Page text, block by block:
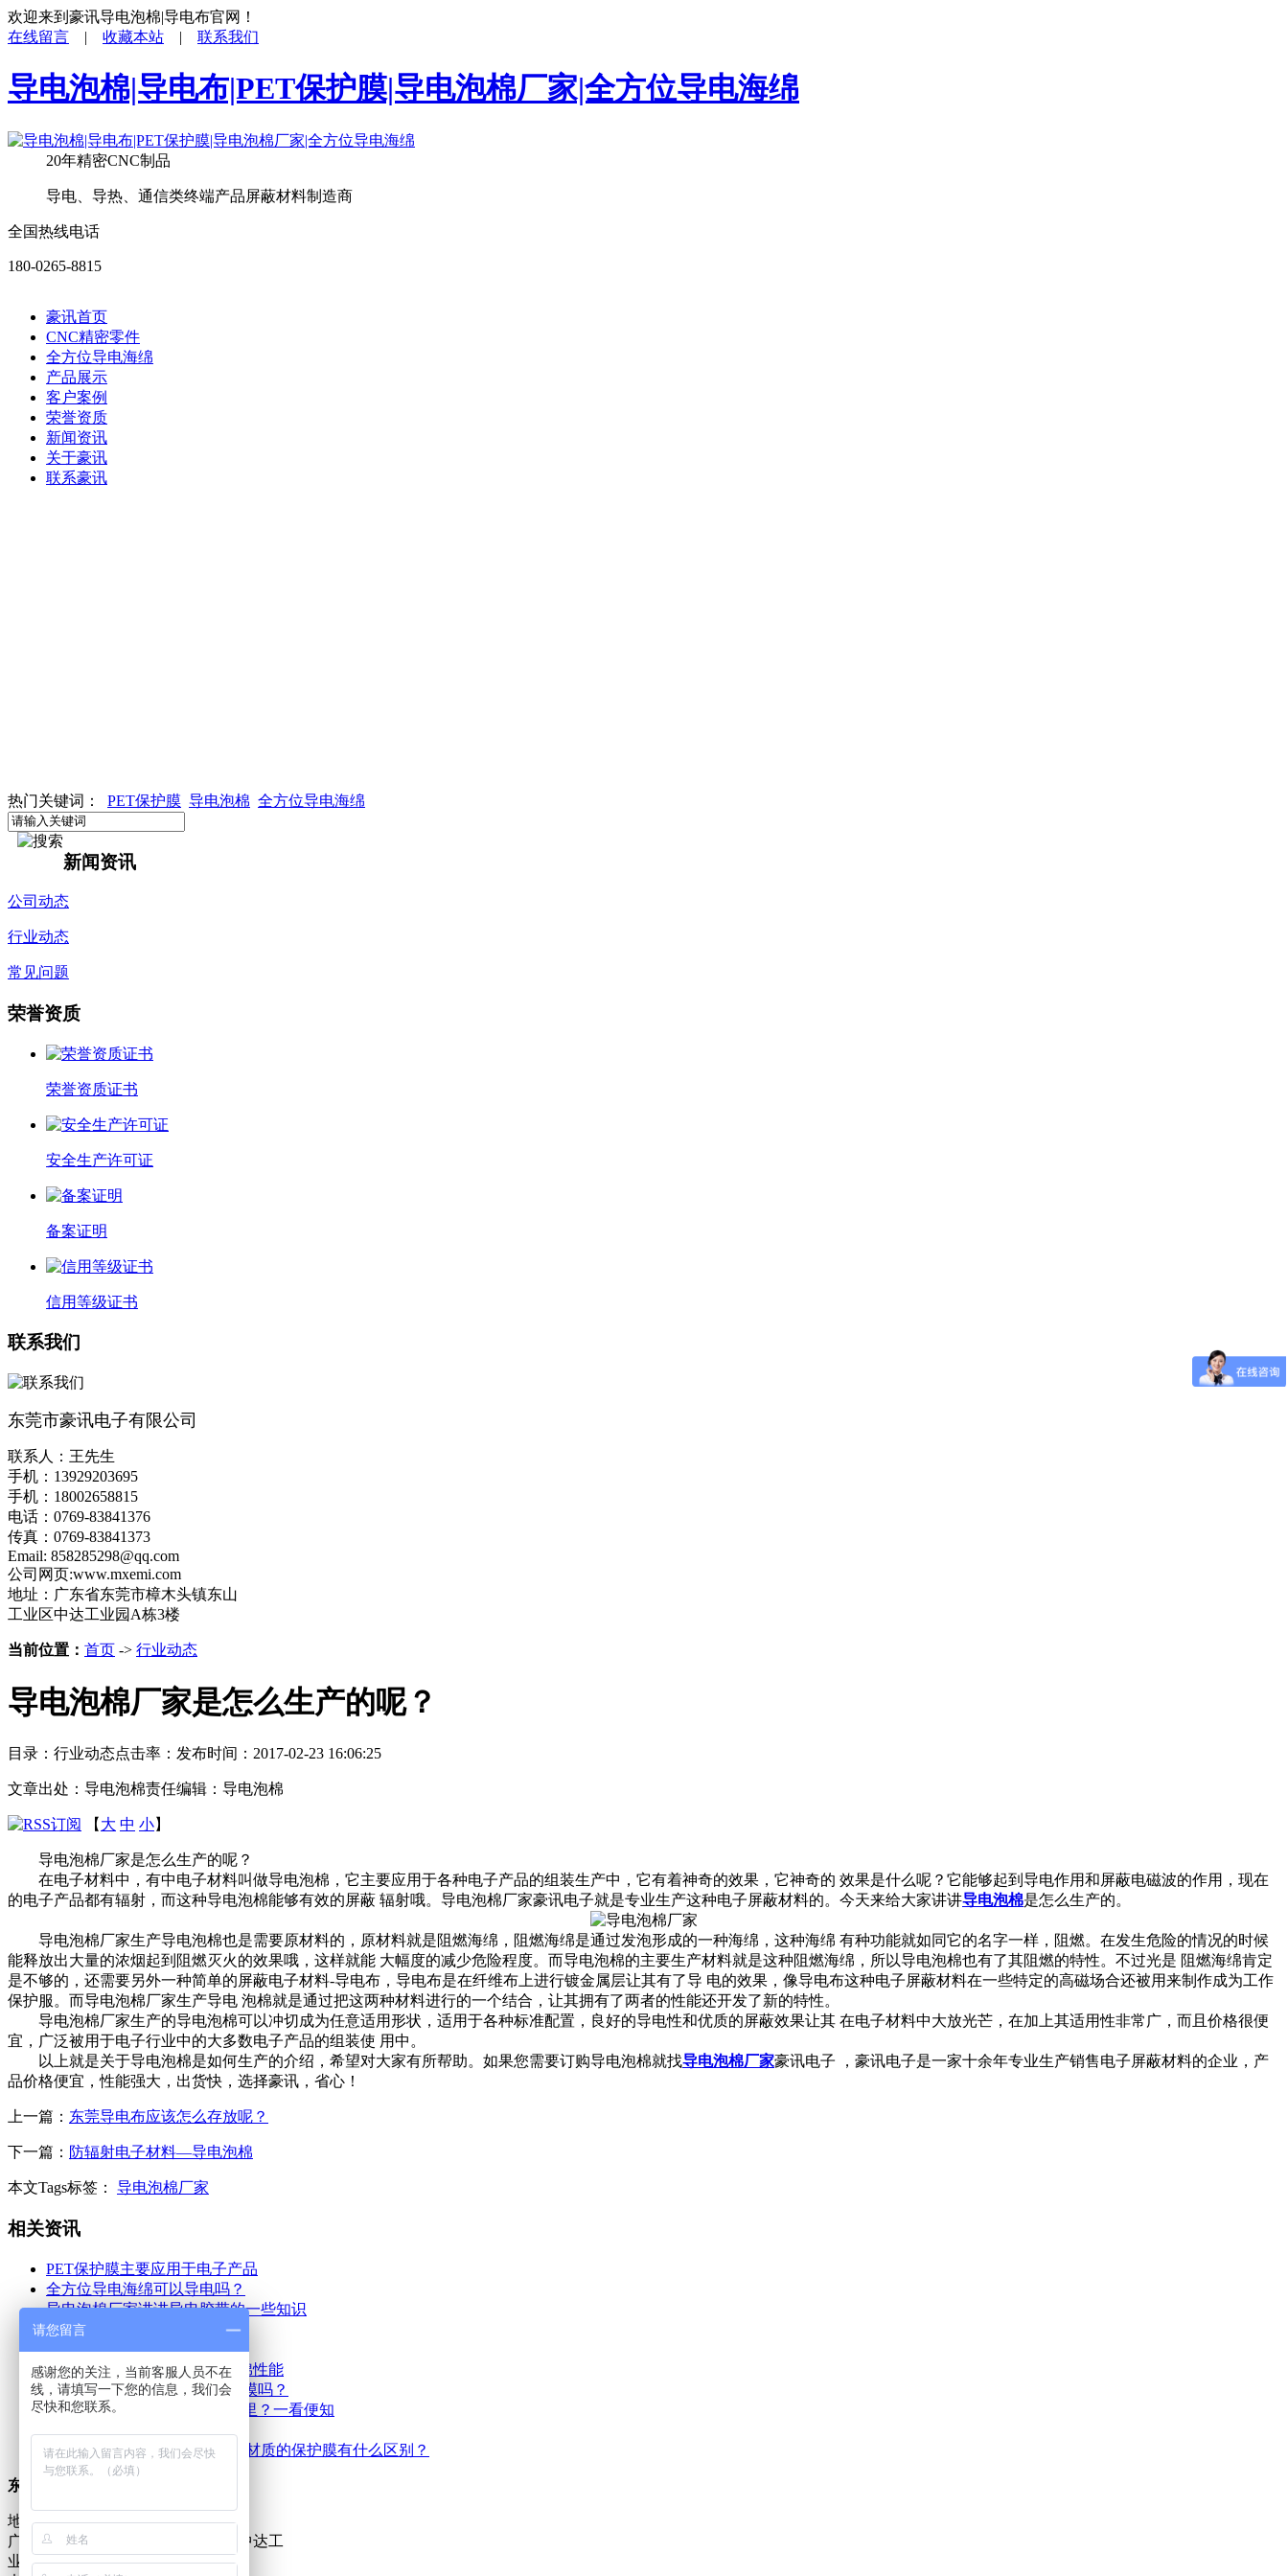
欢迎来到豪讯导电泡棉|导电布官网！
在线留言
| 收藏本站 | 联系我们
导电泡棉|导电布|PET保护膜|导电泡棉厂家|全方位导电海绵
20年精密CNC制品
导电、导热、通信类终端产品屏蔽材料制造商
全国热线电话
180-0265-8815
豪讯首页
CNC精密零件
全方位导电海绵
产品展示
客户案例
荣誉资质
新闻资讯
关于豪讯
联系豪讯
热门关键词： PET保护膜 导电泡棉 全方位导电海绵
新闻资讯
公司动态
行业动态
常见问题
荣誉资质
荣誉资质证书
安全生产许可证
备案证明
信用等级证书
联系我们
东莞市豪讯电子有限公司
联系人：王先生
手机：13929203695
手机：18002658815
电话：0769-83841376
传真：0769-83841373
Email: 858285298@qq.com
公司网页:www.mxemi.com
地址：广东省东莞市樟木头镇东山
工业区中达工业园A栋3楼
当前位置： 首页 -> 行业动态
导电泡棉厂家是怎么生产的呢？
目录：行业动态点击率： 发布时间：2017-02-23 16:06:25
文章出处：导电泡棉责任编辑：导电泡棉
【 大 中 小】
导电泡棉厂家是怎么生产的呢？
在电子材料中，有中电子材料叫做导电泡棉，它主要应用于各种电子产品的组装生产中，它有着神奇的效果，它神奇的 效果是什么呢？它能够起到导电作用和屏蔽电磁波的作用，现在
的电子产品都有辐射，而这种导电泡棉能够有效的屏蔽 辐射哦。导电泡棉厂家豪讯电子就是专业生产这种电子屏蔽材料的。今天来给大家讲讲导电泡棉是怎么生产的。
导电泡棉厂家生产导电泡棉也是需要原材料的，原材料就是阻燃海绵，阻燃海绵是通过发泡形成的一种海绵，这种海绵 有种功能就如同它的名字一样，阻燃。在发生危险的情况的时候
能释放出大量的浓烟起到阻燃灭火的效果哦，这样就能 大幅度的减少危险程度。而导电泡棉的主要生产材料就是这种阻燃海绵，所以导电泡棉也有了其阻燃的特性。不过光是 阻燃海绵肯定
是不够的，还需要另外一种简单的屏蔽电子材料-导电布，导电布是在纤维布上进行镀金属层让其有了导 电的效果，像导电布这种电子屏蔽材料在一些特定的高磁场合还被用来制作成为工作
保护服。而导电泡棉厂家生产导电 泡棉就是通过把这两种材料进行的一个结合，让其拥有了两者的性能还开发了新的特性。
导电泡棉厂家生产的导电泡棉可以冲切成为任意适用形状，适用于各种标准配置，良好的导电性和优质的屏蔽效果让其 在电子材料中大放光芒，在加上其适用性非常广，而且价格很便
宜，广泛被用于电子行业中的大多数电子产品的组装使 用中。
以上就是关于导电泡棉是如何生产的介绍，希望对大家有所帮助。如果您需要订购导电泡棉就找导电泡棉厂家豪讯电子 ，豪讯电子是一家十余年专业生产销售电子屏蔽材料的企业，产
品价格便宜，性能强大，出货快，选择豪讯，省心！
上一篇： 东莞导电布应该怎么存放呢？
下一篇： 防辐射电子材料—导电泡棉
本文Tags标签： 导电泡棉厂家
相关资讯
PET保护膜主要应用于电子产品
全方位导电海绵可以导电吗？
导电泡棉厂家讲讲导电胶带的一些知识
防辐射电子材料—导电泡棉
东莞导电布应该怎么存放呢？
全方位导电海绵价格_导电泡棉性能
你知道什么是真正的PET保护膜吗？
PET保护膜实际的作用在于哪里？一看便知
PET保护膜跟其它的PVC、PE材质的保护膜有什么区别？
东莞市豪讯电子有限公司
地址：
广东省东莞市樟木头镇东山工业区中达工
业园A栋3楼
请您留言
感谢您的关注，当前客服人员不在
线，请填写一下您的信息，我们会
尽快和您联系。